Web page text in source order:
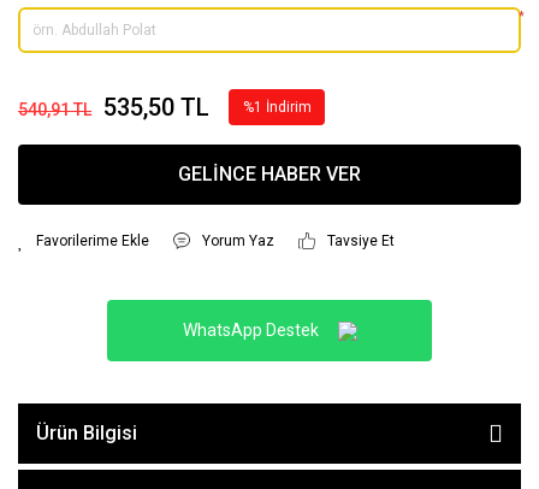
*
540,91 TL 535,50 TL %1 İndirim
GELİNCE HABER VER
Yorum Yaz Tavsiye Et
WhatsApp Destek
Ürün Bilgisi